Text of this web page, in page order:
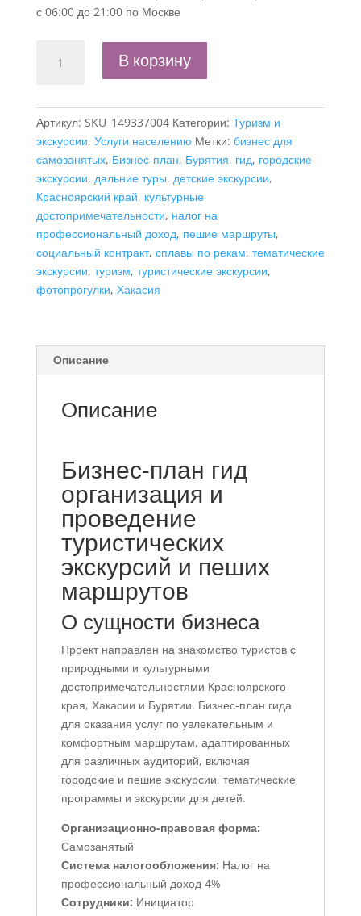
с 06:00 до 21:00 по Москве
товара
план
"Гид.
Организация
и
проведение
туристических
экскурсий
и
пеших
маршрутов",
самозанятость
В корзину
Артикул: SKU_149337004 Категории: Туризм и
экскурсии, Услуги населению Метки: бизнес для
самозанятых, Бизнес-план, Бурятия, гид, городские
экскурсии, дальние туры, детские экскурсии,
Красноярский край, культурные
достопримечательности, налог на
профессиональный доход, пешие маршруты,
социальный контракт, сплавы по рекам, тематические
экскурсии, туризм, туристические экскурсии,
фотопрогулки, Хакасия
Описание
Описание
Бизнес-план гид
организация и
проведение
туристических
экскурсий и пеших
маршрутов
О сущности бизнеса
Проект направлен на знакомство туристов с
природными и культурными
достопримечательностями Красноярского
края, Хакасии и Бурятии. Бизнес-план гида
для оказания услуг по увлекательным и
комфортным маршрутам, адаптированных
для различных аудиторий, включая
городские и пешие экскурсии, тематические
программы и экскурсии для детей.
Организационно-правовая форма:
Самозанятый
Система налогообложения: Налог на
профессиональный доход 4%
Сотрудники: Инициатор